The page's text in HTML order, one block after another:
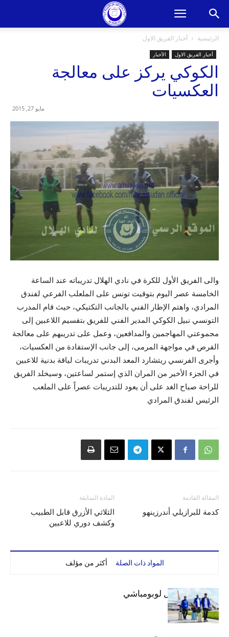
الرئيسية أخبار الفريق الاول
أخبار الفريق الاول الأخبار
الكوكي يركز على معالجة
العكسيات
مايو 27, 2015
والى الفريق الأول للكرة في نادي الهلال تدريباته عند الساعة
الخامسة عصر اليوم بتوقيت تونس على الملعلب الفرعي لفندق
المرادي، واهتم الإطار الفني بالجانب التكتيكي، حيث قام المدرب
التونسي نبيل الكوكي المدير الفني للفريق بتقسيم اللاعبين إلى
مجموعتي المهاجمين والمدافعين، وعمل على تدريبهم على معالجة
الفرص في مواجهة المرمى، إلى جانب الإستفادة من العكسيات،
وأجرى الفرنسي ريتشارد المعد البدني تدريبات لياقة بدنية للاعبين
في الجزء الأخير من المران الذي إستمر لساعتين، وسيخلد الفريق
للراحة صباح الغد على أن يعود للتدريبات عصراً على الملعب
الرئيس لفندق المرادي
المادة السابقة
الثلاثي الأزرق قابل الطبيب
وكشف دوري للاعبين
المقالة القادمة
كدمة للبرازيلي أندرزينهو
المواد ذات الصلة أكثر من مؤلف
بعثة الهلال تصل لوبومباشي